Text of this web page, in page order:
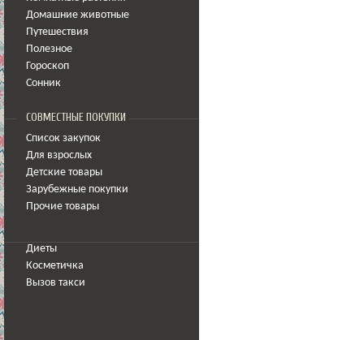
Домашние животные
Путешествия
Полезное
Гороскоп
Сонник
СОВМЕСТНЫЕ ПОКУПКИ
Список закупок
Для взрослых
Детские товары
Зарубежные покупки
Прочие товары
Диеты
Косметичка
Вызов такси